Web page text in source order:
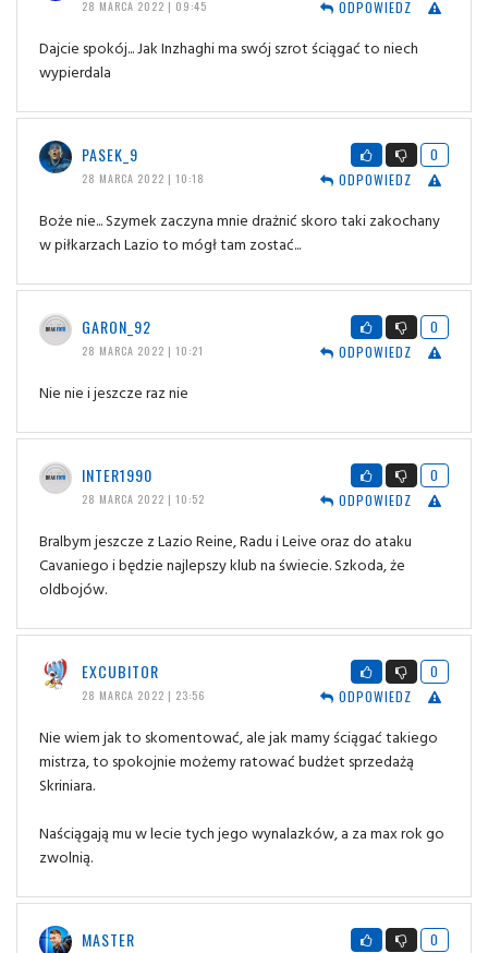
28 MARCA 2022 | 09:45 ODPOWIEDZ
Dajcie spokój... Jak Inzhaghi ma swój szrot ściągać to niech
wypierdala
PASEK_9
28 MARCA 2022 | 10:18
0
ODPOWIEDZ
Boże nie... Szymek zaczyna mnie drażnić skoro taki zakochany
w piłkarzach Lazio to mógł tam zostać...
GARON_92
28 MARCA 2022 | 10:21
0
ODPOWIEDZ
Nie nie i jeszcze raz nie
INTER1990
28 MARCA 2022 | 10:52
0
ODPOWIEDZ
Bralbym jeszcze z Lazio Reine, Radu i Leive oraz do ataku
Cavaniego i będzie najlepszy klub na świecie. Szkoda, że
oldbojów.
EXCUBITOR
28 MARCA 2022 | 23:56
0
ODPOWIEDZ
Nie wiem jak to skomentować, ale jak mamy ściągać takiego
mistrza, to spokojnie możemy ratować budżet sprzedażą
Skriniara.
Naściągają mu w lecie tych jego wynalazków, a za max rok go
zwolnią.
MASTER
0